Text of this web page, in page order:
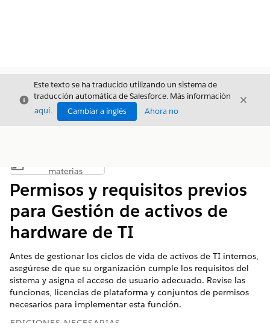
Cerrar
Este texto se ha traducido utilizando un sistema de
traducción automática de Salesforce. Más información
aquí. Cambiar a inglés Ahora no
Cerrar
Mostrar índice de materias
materias
Permisos y requisitos previos
para Gestión de activos de
hardware de TI
Antes de gestionar los ciclos de vida de activos de TI internos,
asegúrese de que su organización cumple los requisitos del
sistema y asigna el acceso de usuario adecuado. Revise las
funciones, licencias de plataforma y conjuntos de permisos
necesarios para implementar esta función.
EDICIONES NECESARIAS